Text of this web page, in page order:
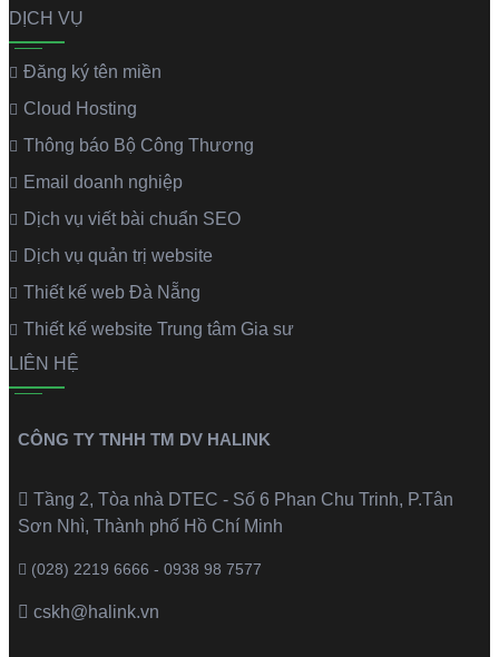
DỊCH VỤ
Đăng ký tên miền
Cloud Hosting
Thông báo Bộ Công Thương
Email doanh nghiệp
Dịch vụ viết bài chuẩn SEO
Dịch vụ quản trị website
Thiết kế web Đà Nẵng
Thiết kế website Trung tâm Gia sư
LIÊN HỆ
CÔNG TY TNHH TM DV HALINK
Tầng 2, Tòa nhà DTEC - Số 6 Phan Chu Trinh, P.Tân
Sơn Nhì, Thành phố Hồ Chí Minh
(028) 2219 6666 - 0938 98 7577
cskh@halink.vn